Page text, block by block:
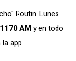
Routin. Lunes
AM y en todo
la app